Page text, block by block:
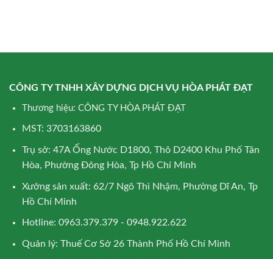
CÔNG TY TNHH XÂY DỰNG DỊCH VỤ HÒA PHÁT ĐẠT
Thương hiệu: CÔNG TY HÒA PHÁT ĐẠT
MST: 3703163860
Trụ sở: 47A Ống Nước D1800, Thô D2400 Khu Phố Tân
Hòa, Phường Đông Hòa, Tp Hồ Chí Minh
Xưởng sản xuất: 62/7 Ngô Thì Nhậm, Phường Dĩ An, Tp
Hồ Chí Minh
Hotline: 0963.379.379 - 0948.922.622
Quản lý: Thuế Cơ Sở 26 Thành Phố Hồ Chí Minh